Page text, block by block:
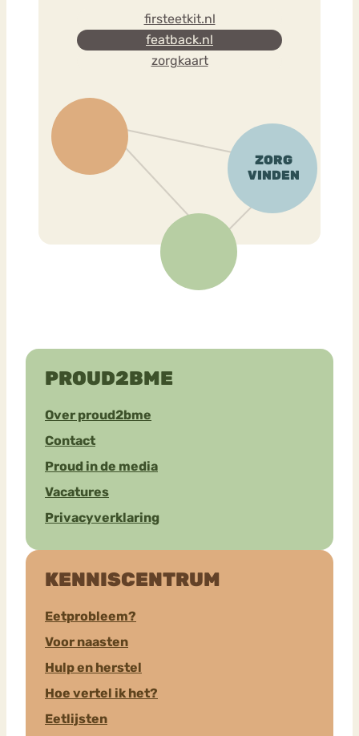
firsteetkit.nl
featback.nl
zorgkaart
PROUD2BME
Over proud2bme
Contact
Proud in de media
Vacatures
Privacyverklaring
KENNISCENTRUM
Eetprobleem?
Voor naasten
Hulp en herstel
Hoe vertel ik het?
Eetlijsten